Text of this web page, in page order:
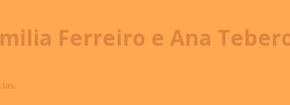
Ferreiro e Ana